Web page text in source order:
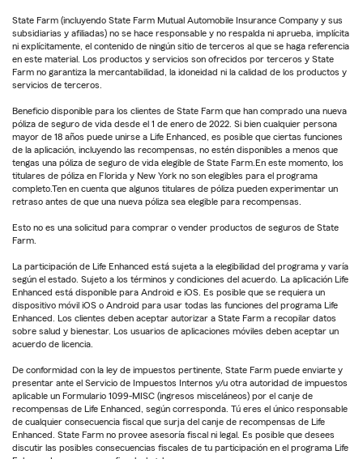
State Farm (incluyendo State Farm Mutual Automobile Insurance Company y sus
subsidiarias y afiliadas) no se hace responsable y no respalda ni aprueba, implícita
ni explícitamente, el contenido de ningún sitio de terceros al que se haga referencia
en este material. Los productos y servicios son ofrecidos por terceros y State
Farm no garantiza la mercantabilidad, la idoneidad ni la calidad de los productos y
servicios de terceros.
Beneficio disponible para los clientes de State Farm que han comprado una nueva
póliza de seguro de vida desde el 1 de enero de 2022. Si bien cualquier persona
mayor de 18 años puede unirse a Life Enhanced, es posible que ciertas funciones
de la aplicación, incluyendo las recompensas, no estén disponibles a menos que
tengas una póliza de seguro de vida elegible de State Farm.En este momento, los
titulares de póliza en Florida y New York no son elegibles para el programa
completo.Ten en cuenta que algunos titulares de póliza pueden experimentar un
retraso antes de que una nueva póliza sea elegible para recompensas.
Esto no es una solicitud para comprar o vender productos de seguros de State
Farm.
La participación de Life Enhanced está sujeta a la elegibilidad del programa y varía
según el estado. Sujeto a los términos y condiciones del acuerdo. La aplicación Life
Enhanced está disponible para Android e iOS. Es posible que se requiera un
dispositivo móvil iOS o Android para usar todas las funciones del programa Life
Enhanced. Los clientes deben aceptar autorizar a State Farm a recopilar datos
sobre salud y bienestar. Los usuarios de aplicaciones móviles deben aceptar un
acuerdo de licencia.
De conformidad con la ley de impuestos pertinente, State Farm puede enviarte y
presentar ante el Servicio de Impuestos Internos y/u otra autoridad de impuestos
aplicable un Formulario 1099-MISC (ingresos misceláneos) por el canje de
recompensas de Life Enhanced, según corresponda. Tú eres el único responsable
de cualquier consecuencia fiscal que surja del canje de recompensas de Life
Enhanced. State Farm no provee asesoría fiscal ni legal. Es posible que desees
discutir las posibles consecuencias fiscales de tu participación en el programa Life